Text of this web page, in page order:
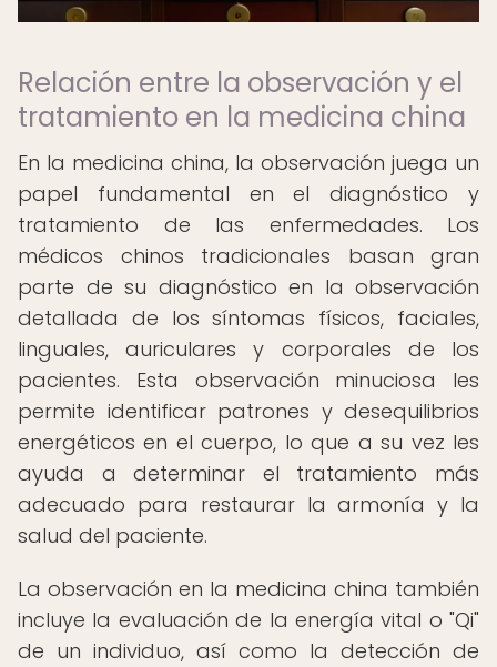
Relación entre la observación y el
tratamiento en la medicina china
En la medicina china, la observación juega un
papel fundamental en el diagnóstico y
tratamiento de las enfermedades. Los
médicos chinos tradicionales basan gran
parte de su diagnóstico en la observación
detallada de los síntomas físicos, faciales,
linguales, auriculares y corporales de los
pacientes. Esta observación minuciosa les
permite identificar patrones y desequilibrios
energéticos en el cuerpo, lo que a su vez les
ayuda a determinar el tratamiento más
adecuado para restaurar la armonía y la
salud del paciente.
La observación en la medicina china también
incluye la evaluación de la energía vital o "Qi"
de un individuo, así como la detección de